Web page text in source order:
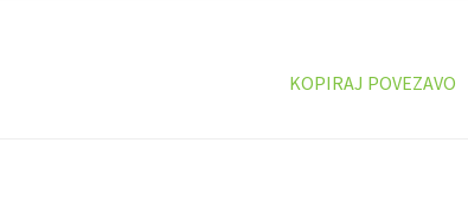
KOPIRAJ POVEZAVO